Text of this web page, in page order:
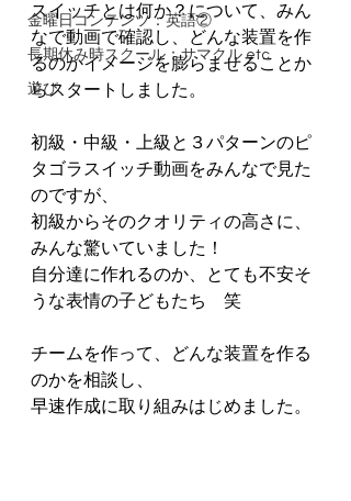
金曜日コンテンツ：英語②
長期休み時スクール：サマクル etc
遊び
スイッチとは何か？について、みん
なで動画で確認し、どんな装置を作
るのかイメージを膨らませることか
らスタートしました。
初級・中級・上級と３パターンのピ
タゴラスイッチ動画をみんなで見た
のですが、
初級からそのクオリティの高さに、
みんな驚いていました！
自分達に作れるのか、とても不安そ
うな表情の子どもたち　笑
チームを作って、どんな装置を作る
のかを相談し、
早速作成に取り組みはじめました。